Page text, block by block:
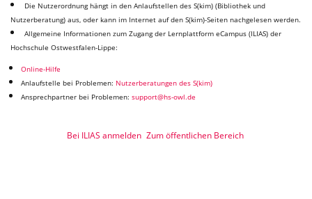
Die Nutzerordnung hängt in den Anlaufstellen des S(kim) (Bibliothek und
Nutzerberatung) aus, oder kann im Internet auf den S(kim)-Seiten nachgelesen werden.
Allgemeine Informationen zum Zugang der Lernplattform eCampus (ILIAS) der
Hochschule Ostwestfalen-Lippe:
Online-Hilfe
Anlaufstelle bei Problemen: Nutzerberatungen des S(kim)
Ansprechpartner bei Problemen: support@hs-owl.de
Bei ILIAS anmelden Zum öffentlichen Bereich